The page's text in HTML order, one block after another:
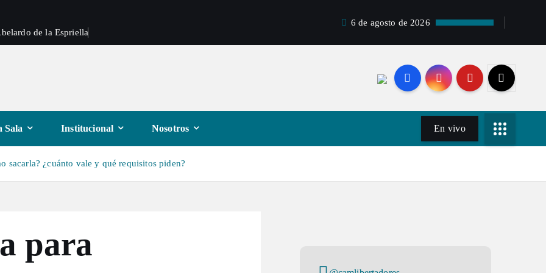
de la Espriella
6 de agosto de 2026
Sala Institucional Nosotros En vivo
sacarla? ¿cuánto vale y qué requisitos piden?
para